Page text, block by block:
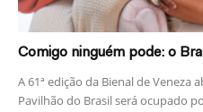
Comigo ninguém pode: o
A 61ª edição da Bienal de Veneza
Pavilhão do Brasil será ocupado